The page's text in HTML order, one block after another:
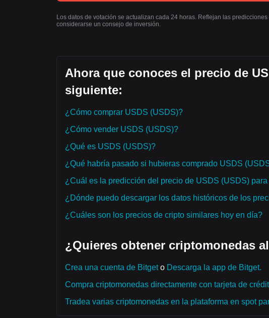
Los datos de votación se actualizan cada 24 horas. Reflejan las
considerarse un consejo de inversión.
Ahora que conoces el precio de
siguiente:
¿Cómo comprar USDS (USDS)?
¿Cómo vender USDS (USDS)?
¿Qué es USDS (USDS)?
¿Qué habría pasado si hubieras comprado USDS
¿Cuál es la predicción del precio de USDS (USDS)
¿Dónde puedo descargar los datos históricos de los
¿Cuáles son los precios de cripto similares hoy en día?
¿Quieres obtener criptomonedas
Crea una cuenta de Bitgeto Descarga la app de Bitget.
Compra criptomonedas directamente con tarjeta de
Tradea varias criptomonedas en la plataforma en spot